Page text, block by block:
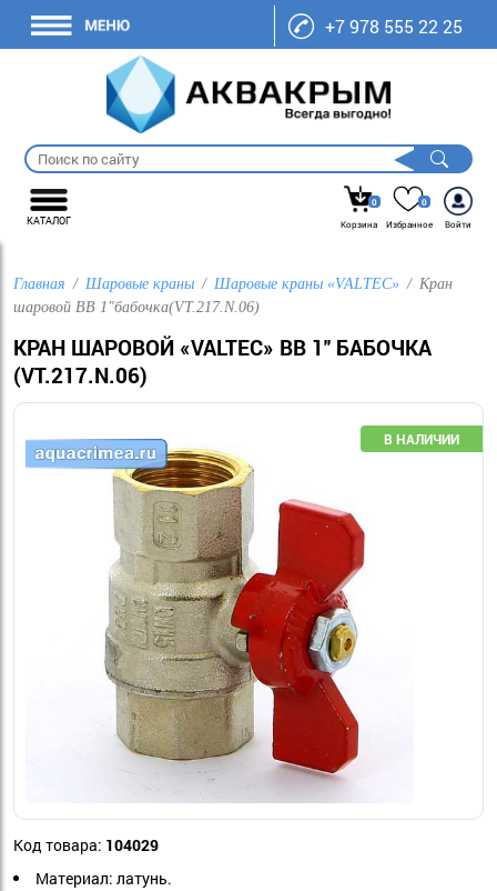
+7 978 555 22 25
КАТАЛОГ
0
Корзина
0
Избранное
Войти
Главная Шаровые краны Шаровые краны «VALTEC»
Кран
шаровой ВВ 1"бабочка(VT.217.N.06)
КРАН ШАРОВОЙ «VALTEC» ВВ 1" БАБОЧКА
(VT.217.N.06)
Код товара: 104029
Материал: латунь.